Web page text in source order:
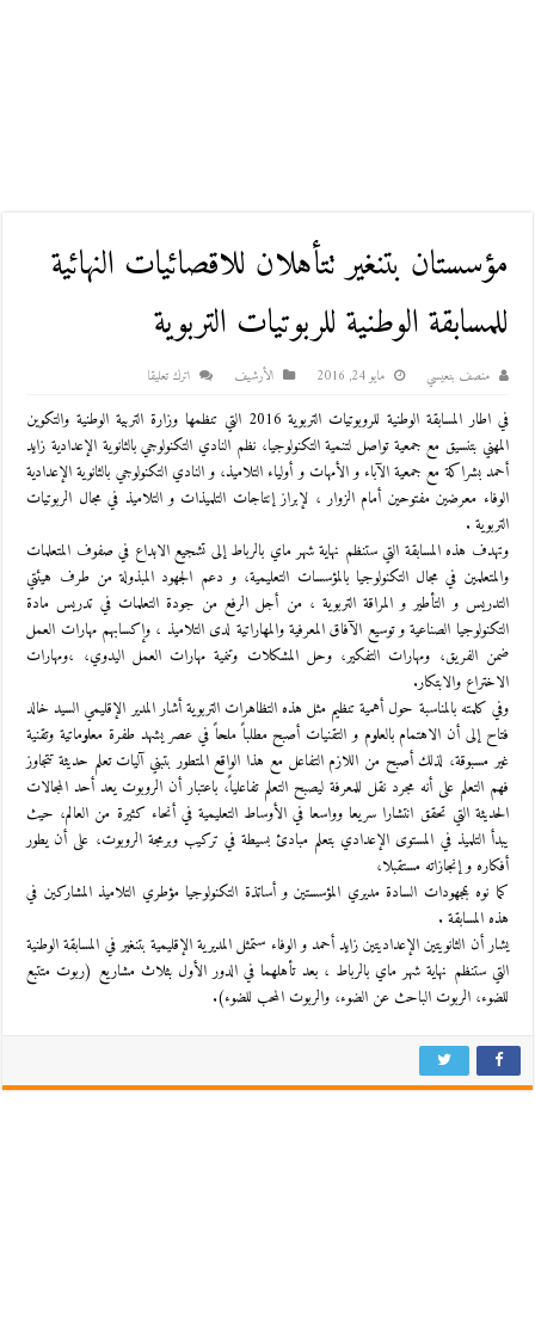
مؤسستان بتنغير تتأهلان للاقصائيات النهائية
للمسابقة الوطنية للربوتيات التربوية
منصف بنعيسي مايو 24, 2016 اﻷرشيف اترك تعليقا
في اطار المسابقة الوطنية للروبوتيات التربوية 2016 التي تنظمها وزارة التربية الوطنية والتكوين
المهني بتنسيق مع جمعية تواصل لتنمية التكنولوجيا، نظم النادي التكنولوجي بالثانوية الإعدادية زايد
أحمد بشراكة مع جمعية الآباء و الأمهات و أولياء التلاميذ، و النادي التكنولوجي بالثانوية الإعدادية
الوفاء معرضين مفتوحين أمام الزوار ، لإبراز إنتاجات التلميذات و التلاميذ في مجال الربوتيات
التربوية .
وتهدف هذه المسابقة التي ستنظم نهاية شهر ماي بالرباط إلى تشجيع الابداع في صفوف المتعلمات
والمتعلمين في مجال التكنولوجيا بالمؤسسات التعليمية، و دعم الجهود المبذولة من طرف هيئتي
التدريس و التأطير و المراقة التربوية ، من أجل الرفع من جودة التعلمات في تدريس مادة
التكنولوجيا الصناعية و توسيع الآفاق المعرفية والمهاراتية لدى التلاميذ ، وإكسابهم مهارات العمل
ضمن الفريق، ومهارات التفكير، وحل المشكلات وتنمية مهارات العمل اليدوي، ،ومهارات
الاختراع والابتكار.
وفي كلمته بالمناسبة حول أهمية تنظيم مثل هذه التظاهرات التربوية أشار المدير الإقليمي السيد خالد
فتاح إلى أن الاهتمام بالعلوم و التقنيات أصبح مطلباً ملحاً في عصر يشهد طفرة معلوماتية وتقنية
غير مسبوقة، لذلك أصبح من اللازم التفاعل مع هذا الواقع المتطور بتبني آليات تعلم حديثة تتجاوز
فهم التعلم على أنه مجرد نقل للمعرفة ليصبح التعلم تفاعلياً، باعتبار أن الروبوت يعد أحد المجالات
الحديثة التي تحقق انتشارا سريعا وواسعا في الأوساط التعليمية في أنحاء كثيرة من العالم، حيث
يبدأ التلميذ في المستوى الإعدادي بتعلم مبادئ بسيطة في تركيب وبرمجة الروبوت، على أن يطور
أفكاره و إنجازاته مستقبلا،
كما نوه بمجهودات السادة مديري المؤسستين و أساتذة التكنولوجيا مؤطري التلاميذ المشاركين في
هذه المسابقة .
يشار أن الثانويتين الإعداديتين زايد أحمد و الوفاء ستمثل المديرية الإقليمية بتنغير في المسابقة الوطنية
التي ستنظم نهاية شهر ماي بالرباط ، بعد تأهلهما في الدور الأول بثلاث مشاريع (ربوت متتبع
للضوء، الربوت الباحث عن الضوء، والربوت المحب للضوء).